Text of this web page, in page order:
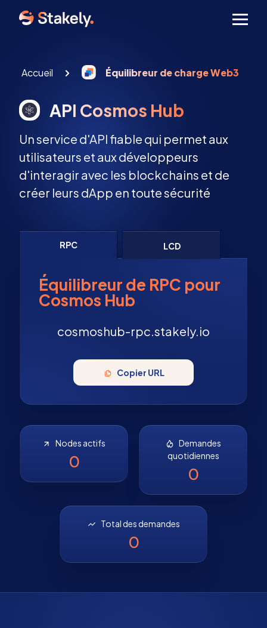
Accueil Équilibreur de charge Web3
API Cosmos Hub
Un service d'API fiable qui permet aux
utilisateurs et aux développeurs
d'interagir avec les blockchains et de
créer leurs dApp en toute sécurité
RPC LCD
Équilibreur de RPC pour
Cosmos Hub
cosmoshub-rpc.stakely.io
Copier URL
Nodes actifs
0
Demandes
quotidiennes
0
Total des demandes
0